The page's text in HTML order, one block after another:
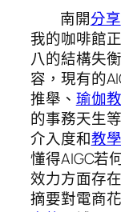
南開分享
我的咖啡館
八的結構失
容，現有的
推舉、 瑜伽
的事務天生
介入度和教
懂得AIGC若
效力方面存
摘要對電商